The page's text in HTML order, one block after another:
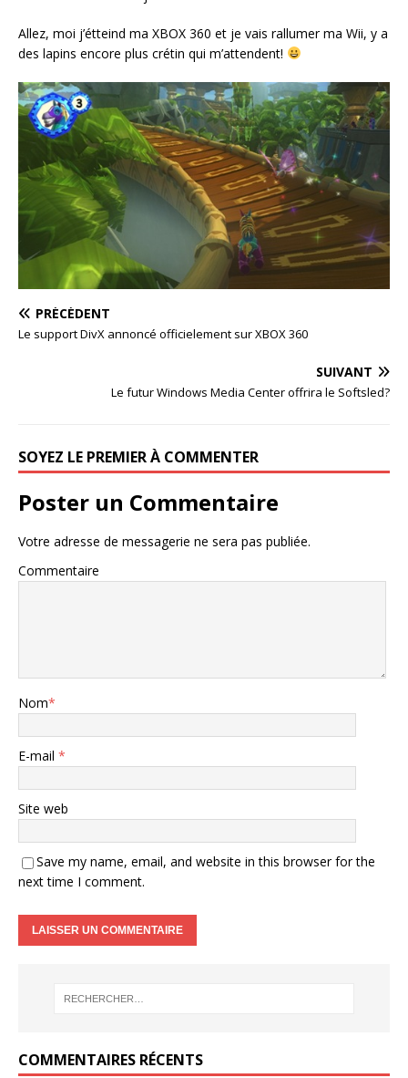
Allez, moi j’étteind ma XBOX 360 et je vais rallumer ma Wii, y a
des lapins encore plus crétin qui m’attendent!
PRÉCÉDENT
Le support DivX annoncé officielement sur XBOX 360
SUIVANT
Le futur Windows Media Center offrira le Softsled?
SOYEZ LE PREMIER À COMMENTER
Poster un Commentaire
Votre adresse de messagerie ne sera pas publiée.
Commentaire
Nom*
E-mail *
Site web
Save my name, email, and website in this browser for the
next time I comment.
COMMENTAIRES RÉCENTS